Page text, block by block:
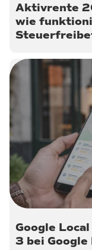
Aktivrente
wie
27. Mai 2026
Google
3 bei Google